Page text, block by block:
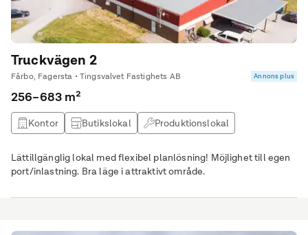
Truckvägen 2
Fårbo, Fagersta • Tingsvalvet Fastighets AB Annons plus
256–683 m²
Kontor Butikslokal
Produktionslokal
Lättillgänglig lokal med flexibel planlösning! Möjlighet till egen
port/inlastning. Bra läge i attraktivt område.